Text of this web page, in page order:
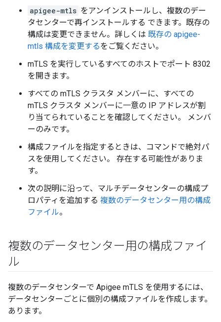
apigee-mtls をアンインストールし、複数のデー
タセンターで再インストールする できます。既存の
構成は変更できません。詳しくは 既存の apigee-
mtls 構成を変更するをご覧ください。
mTLS を実行しているすべてのホストでポート 8302
を開きます。
すべての mTLS クラスタ メンバーに、すべての
mTLS クラスタ メンバーに一意の IP アドレスが割
り当てられていることを確認してください。 メンバ
ーのみです。
構成ファイルを指定するときは、コマンドで絶対パ
スを使用してください。 存在する可能性がありま
す。
次の説明に沿って、マルチデータセンターの構成プ
ロパティを追加する 複数のデータセンター用の構成
ファイル。
複数のデータセンター用の構成ファイ
ル
複数のデータセンターで Apigee mTLS を使用するには、
データセンターごとに個別の構成ファイルを作成します。
あります。